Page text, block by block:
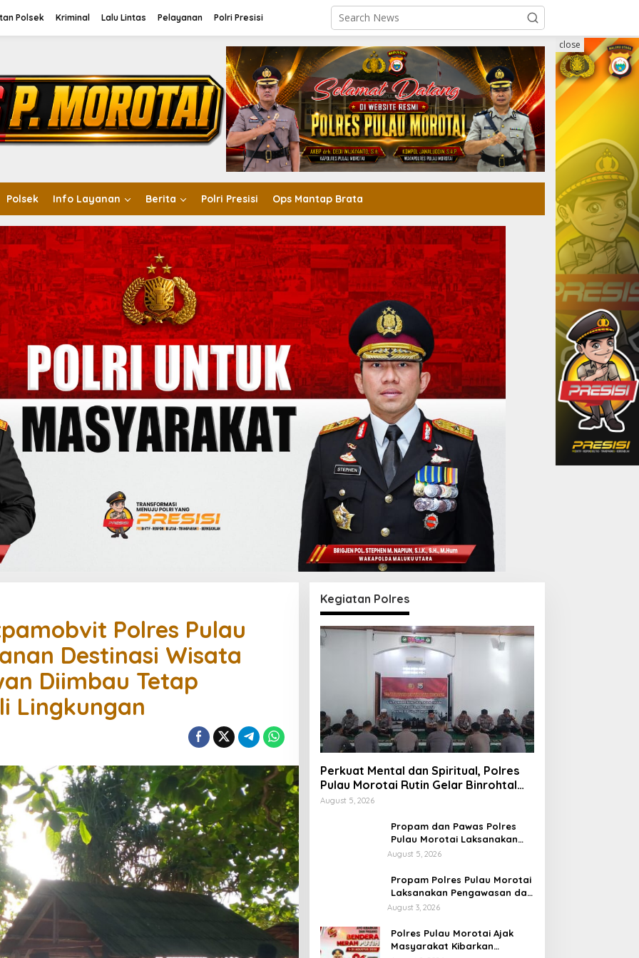
Polsek Kriminal Lalu Lintas Pelayanan Polri Presisi
Polsek Info Layanan Berita Polri Presisi Ops Mantap Brata
close
Polres Pulau
Destinasi Wisata
Diimbau Tetap
Lingkungan
Kegiatan Polres
Perkuat Mental dan Spiritual, Polres
Pulau Morotai Rutin Gelar Binrohtal
untuk Bentuk Personel Berintegritas
August 5, 2026
Propam dan Pawas Polres
Pulau Morotai Laksanakan
Pengecekan Pelayanan,
Mendapat Pelayanan Optimal
August 5, 2026
Propam Polres Pulau Morotai
Laksanakan Pengawasan dan
Pengecekan Personel Saat
Fungsi
August 3, 2026
Polres Pulau Morotai Ajak
Masyarakat Kibarkan